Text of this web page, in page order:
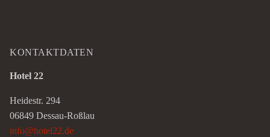
KONTAKTDATEN
Hotel 22
Heidestr. 294
06849 Dessau-Roßlau
info@hotel22.de